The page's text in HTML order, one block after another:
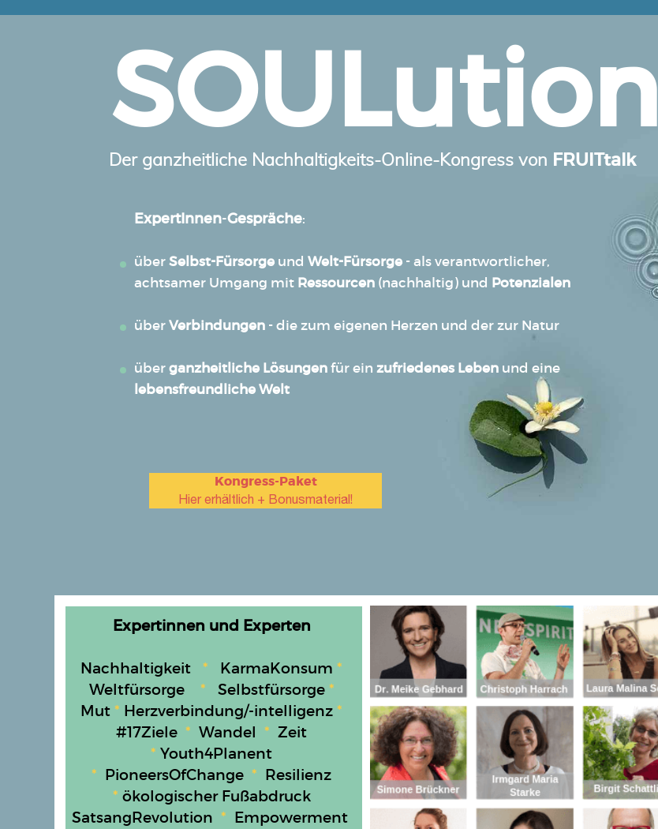
SOULution
Der ganzheitliche Nachhaltigkeits-Online-Kongress von FRUITtalk
ExpertInnen-Gespräche:
über Selbst-Fürsorge und Welt-Fürsorge - als verantwortlicher,
achtsamer Umgang mit Ressourcen (nachhaltig) und Potenzialen
überVerbindungen - die zum eigenen Herzen und der zur Natur
​​​​​​​überganzheitliche Lösungenfür ein zufriedenes Leben und eine
lebensfreundliche Welt
Kongress-Paket
Hier erhältlich + Bonusmaterial!
Expertinnen und Experten
Nachhaltigkeit* KarmaKonsum*
Weltfürsorge
* Selbstfürsorge *
Mut* Herzverbindung/-intelligenz*
#17Ziele* Wandel * Zeit
* Youth4Planent
* PioneersOfChange * Resilienz
* ökologischer Fußabdruck
SatsangRevolution * Empowerment